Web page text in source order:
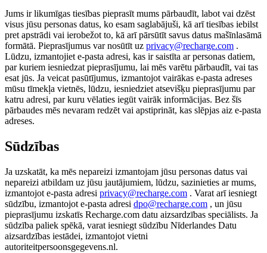
Jums ir likumīgas tiesības pieprasīt mums pārbaudīt, labot vai dzēst
visus jūsu personas datus, ko esam saglabājuši, kā arī tiesības iebilst
pret apstrādi vai ierobežot to, kā arī pārsūtīt savus datus mašīnlasāmā
formātā. Pieprasījumus var nosūtīt uz privacy@recharge.com .
Lūdzu, izmantojiet e-pasta adresi, kas ir saistīta ar personas datiem,
par kuriem iesniedzat pieprasījumu, lai mēs varētu pārbaudīt, vai tas
esat jūs. Ja veicat pasūtījumus, izmantojot vairākas e-pasta adreses
mūsu tīmekļa vietnēs, lūdzu, iesniedziet atsevišķu pieprasījumu par
katru adresi, par kuru vēlaties iegūt vairāk informācijas. Bez šīs
pārbaudes mēs nevaram redzēt vai apstiprināt, kas slēpjas aiz e-pasta
adreses.
Sūdzības
Ja uzskatāt, ka mēs nepareizi izmantojam jūsu personas datus vai
nepareizi atbildam uz jūsu jautājumiem, lūdzu, sazinieties ar mums,
izmantojot e-pasta adresi privacy@recharge.com . Varat arī iesniegt
sūdzību, izmantojot e-pasta adresi dpo@recharge.com , un jūsu
pieprasījumu izskatīs Recharge.com datu aizsardzības speciālists. Ja
sūdzība paliek spēkā, varat iesniegt sūdzību Nīderlandes Datu
aizsardzības iestādei, izmantojot vietni
autoriteitpersoonsgegevens.nl.